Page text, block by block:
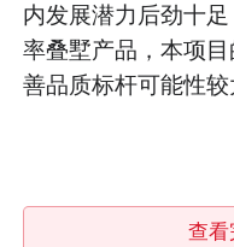
内发展潜力后劲十
率叠墅产品，本项
善品质标杆可能性较
查看